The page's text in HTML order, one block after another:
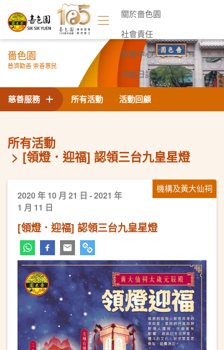
關於嗇色園
社會責任
新聞中心
活動日誌
聯絡我們
嗇色園
普濟勸善 崇善惠民
所有活動 活動回顧
慈善服務
所有活動
[領燈．迎福] 認領三台九皇星燈
機構及黃大仙祠
2020 年 10 月 21 日 - 2021 年
1 月 11 日
[領燈．迎福] 認領三台九皇星燈